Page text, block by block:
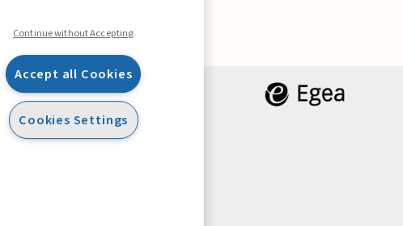
Continue without Accepting
Accept all Cookies
Cookies Settings